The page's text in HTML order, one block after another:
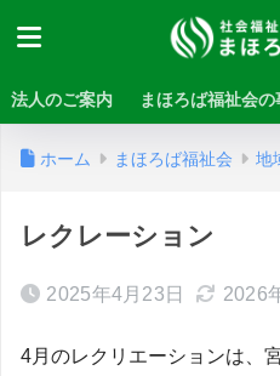
法人のご案内 まほろば福祉会
ホーム まほろば福祉会 地
レクレーション
2025年4月23日 2026
4月のレクリエーションは、